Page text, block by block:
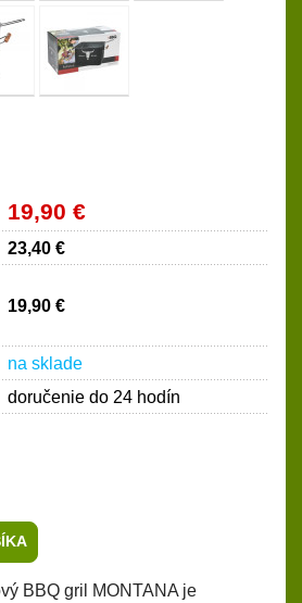
19,90 €
23,40 €
19,90 €
na sklade
doručenie do 24 hodín
BBQ gril
MONTANA je